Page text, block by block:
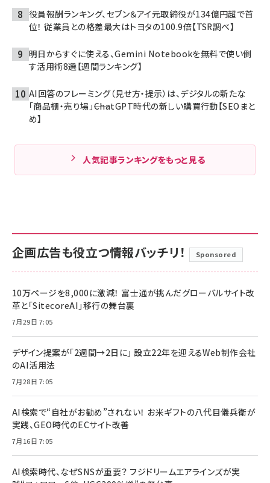
役員報酬ランキング、セブン＆アイ元取締役が134億円超で首
位！ 従業員との格差最大はトヨタの100.9倍【TSR調べ】
明日からすぐに使える、Gemini Notebookを無料で使い倒
す活用術8選【週間ランキング】
AI回答のフレーミング（見せ方・提示）は、デジタルの新たな
「商品棚・売り場」――ChatGPT時代の新しい購買行動【SEOまと
め】
人気記事ランキングをもっと見る
企画広告も役立つ情報バッチリ！ Sponsored
10万ページを8,000に激減！ 富士通が挑んだグローバルサイト改
革と「SitecoreAI」移行の舞台裏
7月29日 7:05
デザイン提案が「2週間→2日に」 設立22年を迎えるWeb制作会社
のAI活用法
7月28日 7:05
AI検索で“自社がお勧め”されない！ お米ギフトの八代目儀兵衛が
実践、GEO時代のECサイト改善
7月16日 7:05
AI検索時代、なぜSNSが重要？ フジドリームエアラインズが実